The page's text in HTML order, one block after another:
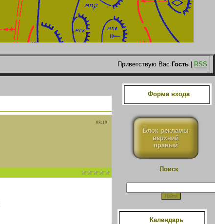
Приветствую Вас Гость RSS
08:19
Форма входа
Блок рекламы
верхний
правый
Поиск
Календарь